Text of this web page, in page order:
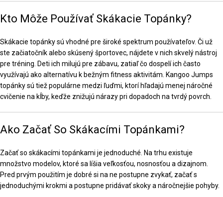
Kto Môže Používať Skákacie Topánky?
Skákacie topánky sú vhodné pre široké spektrum používateľov. Či už
ste začiatočník alebo skúsený športovec, nájdete v nich skvelý nástroj
pre tréning. Deti ich milujú pre zábavu, zatiaľ čo dospelí ich často
využívajú ako alternatívu k bežným fitness aktivitám. Kangoo Jumps
topánky sú tiež populárne medzi ľuďmi, ktorí hľadajú menej náročné
cvičenie na kĺby, keďže znižujú nárazy pri dopadoch na tvrdý povrch.
Ako Začať So Skákacími Topánkami?
Začať so skákacími topánkami je jednoduché. Na trhu existuje
množstvo modelov, ktoré sa líšia veľkosťou, nosnosťou a dizajnom.
Pred prvým použitím je dobré si na ne postupne zvykať, začať s
jednoduchými krokmi a postupne pridávať skoky a náročnejšie pohyby.